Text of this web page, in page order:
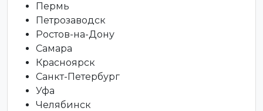
Пермь
Петрозаводск
Ростов-на-Дону
Самара
Красноярск
Санкт-Петербург
Уфа
Челябинск